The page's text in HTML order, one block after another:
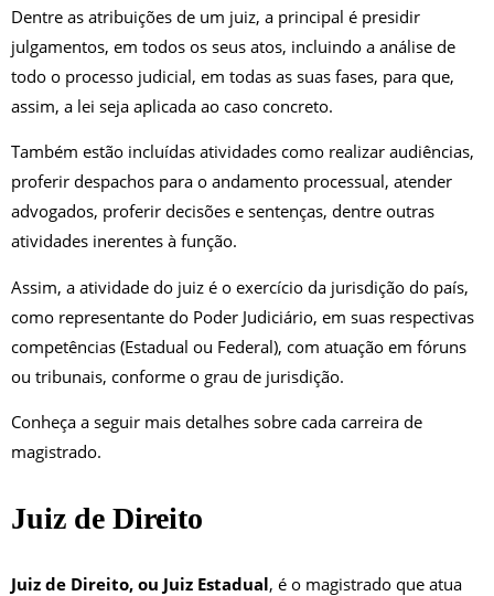
Dentre as atribuições de um juiz, a principal é presidir
julgamentos, em todos os seus atos, incluindo a análise de
todo o processo judicial, em todas as suas fases, para que,
assim, a lei seja aplicada ao caso concreto.
Também estão incluídas atividades como realizar audiências,
proferir despachos para o andamento processual, atender
advogados, proferir decisões e sentenças, dentre outras
atividades inerentes à função.
Assim, a atividade do juiz é o exercício da jurisdição do país,
como representante do Poder Judiciário, em suas respectivas
competências (Estadual ou Federal), com atuação em fóruns
ou tribunais, conforme o grau de jurisdição.
Conheça a seguir mais detalhes sobre cada carreira de
magistrado.
Juiz de Direito
Juiz de Direito, ou Juiz Estadual, é o magistrado que atua